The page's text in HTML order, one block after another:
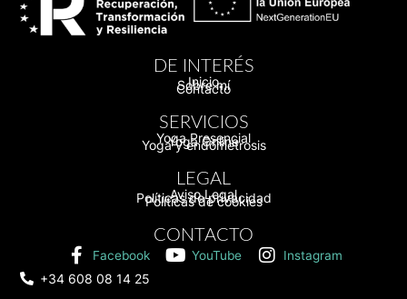
DE INTERÉS
Inicio
Sobre mí
Contacto
SERVICIOS
Yoga Presencial
Yoga Online
Yoga y endometrosis
LEGAL
Aviso Legal
Políticas de privacidad
Políticas de cookies
CONTACTO
Facebook YouTube Instagram
+34 608 08 14 25